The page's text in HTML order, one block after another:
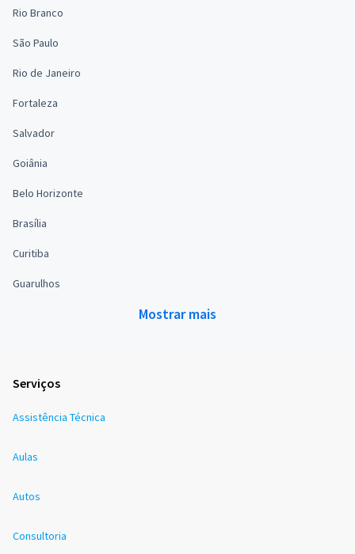
Rio Branco
São Paulo
Rio de Janeiro
Fortaleza
Salvador
Goiânia
Belo Horizonte
Brasília
Curitiba
Guarulhos
Mostrar mais
Serviços
Assistência Técnica
Aulas
Autos
Consultoria